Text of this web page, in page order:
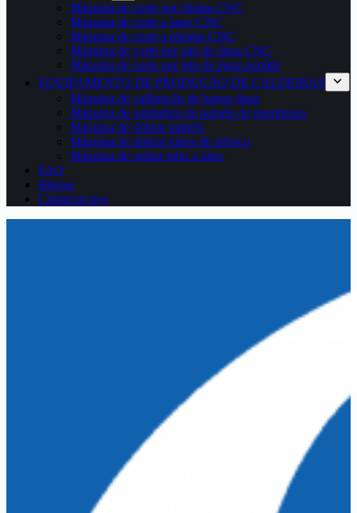
Máquina de corte por chama CNC
Máquina de corte a laser CNC
Máquina de corte a plasma CNC
Máquina de corte por jato de água CNC
Máquina de corte por jato de água portátil
EQUIPAMENTO DE PRODUÇÃO DE CALDEIRAS
Máquina de calibração de barras finas
Máquina de soldadura de painéis de membrana
Máquina de dobrar painéis
Máquina de dobrar tubos de reforço
Máquina de soldar tubo a tubo
FAQ
Blogue
Contactar-nos